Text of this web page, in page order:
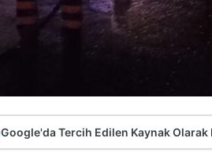
Google'da Tercih Edilen Kaynak Olarak